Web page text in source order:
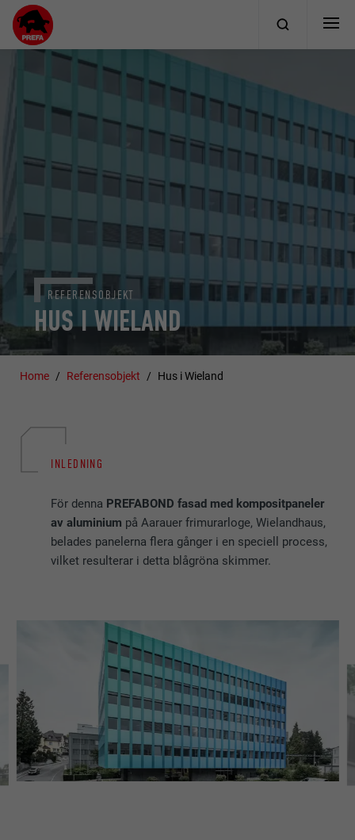
HUS I WIELAND
REFERENSOBJEKT
Home Referensobjekt Hus i Wieland
INLEDNING
För denna PREFABOND fasad med kompositpaneler
av aluminium på Aarauer frimurarloge, Wielandhaus,
belades panelerna flera gånger i en speciell process,
vilket resulterar i detta blågröna skimmer.